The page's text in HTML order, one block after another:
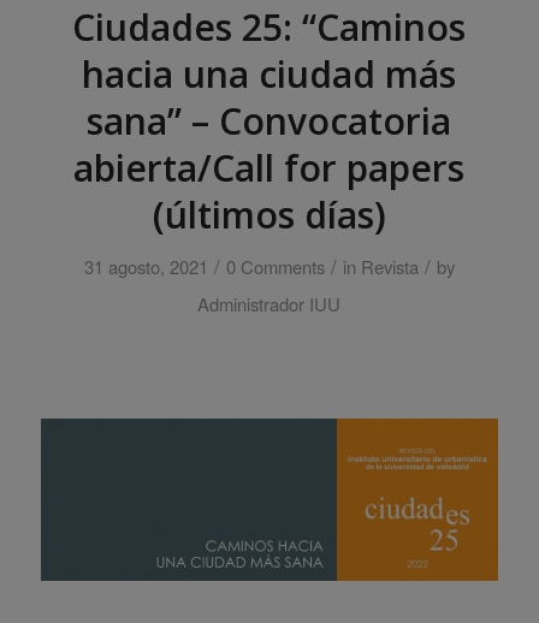
Ciudades 25: “Caminos
hacia una ciudad más
sana” – Convocatoria
abierta/Call for papers
(últimos días)
31 agosto, 2021 / 0 Comments / in Revista / by
Administrador IUU